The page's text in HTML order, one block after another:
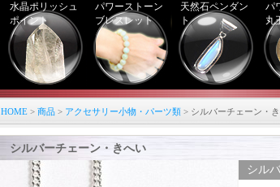
水晶ポリッシュ
ポイント
パワーストーン
ブレスレット
天然石ペンダン
ト
パ
丸
HOME > 商品 > アクセサリー小物・パーツ類 > シルバーチェーン・
シルバーチェーン・きへい
シル